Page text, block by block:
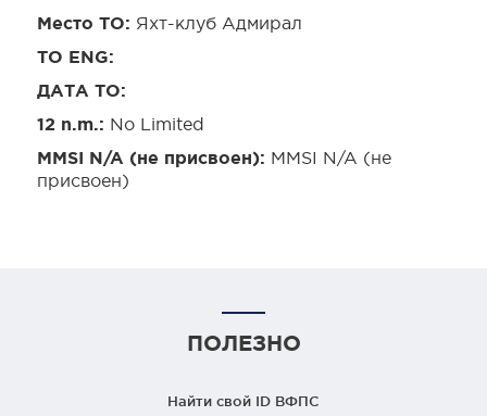
Место ТО: Яхт-клуб Адмирал
TO ENG:
ДАТА ТО:
12 n.m.: No Limited
MMSI N/A (не присвоен): MMSI N/A (не
присвоен)
ПОЛЕЗНО
Найти свой ID ВФПС